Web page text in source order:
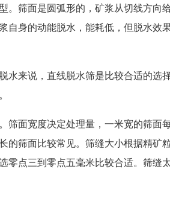
。筛面是圆弧形的，矿浆从切线方向
自身的动能脱水，能耗低，但脱水效
水来说，直线脱水筛是比较合适的选
筛面宽度决定处理量，一米宽的筛面
的筛面比较常见。筛缝大小根据精矿
零点三到零点五毫米比较合适。筛缝